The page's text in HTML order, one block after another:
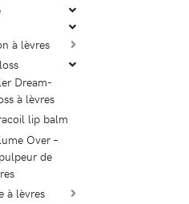
à lèvres
Dream-
à lèvres
lip balm
Over –
de
à lèvres